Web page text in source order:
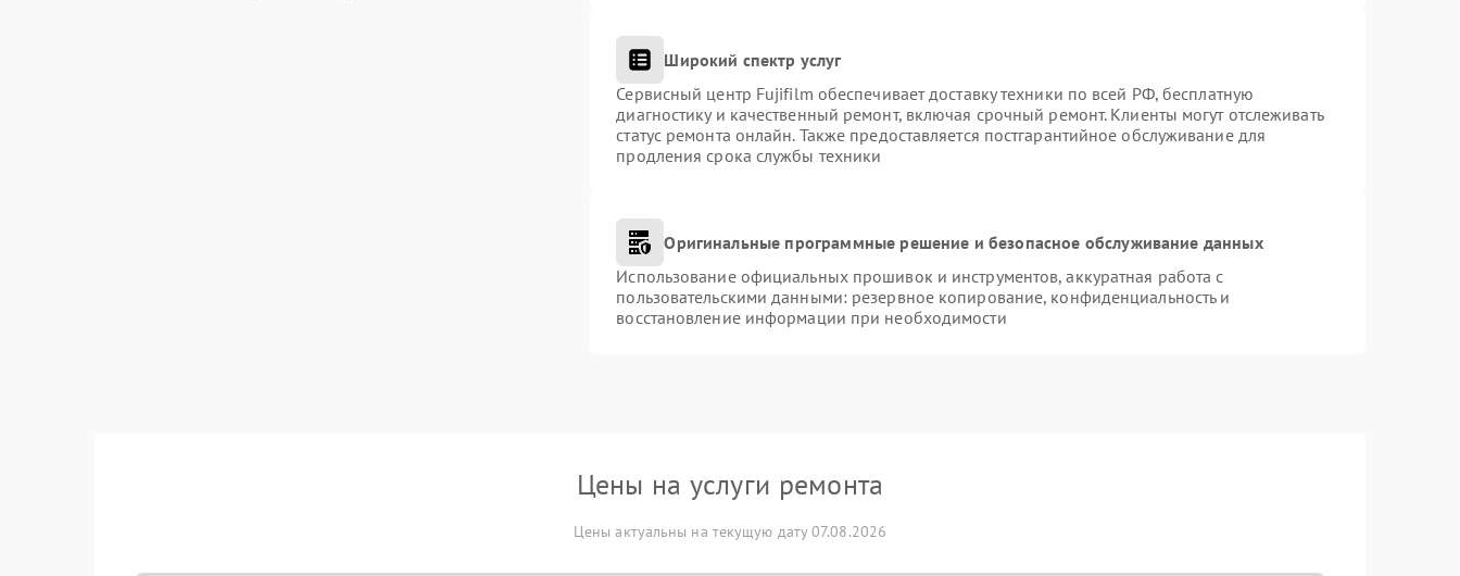
Широкий спектр услуг
Сервисный центр Fujifilm обеспечивает доставку техники по всей РФ, бесплатную
диагностику и качественный ремонт, включая срочный ремонт. Клиенты могут отслеживать
статус ремонта онлайн. Также предоставляется постгарантийное обслуживание для
продления срока службы техники
Оригинальные программные решение и безопасное обслуживание данных
Использование официальных прошивок и инструментов, аккуратная работа с
пользовательскими данными: резервное копирование, конфиденциальность и
восстановление информации при необходимости
Цены на услуги ремонта
Цены актуальны на текущую дату 07.08.2026